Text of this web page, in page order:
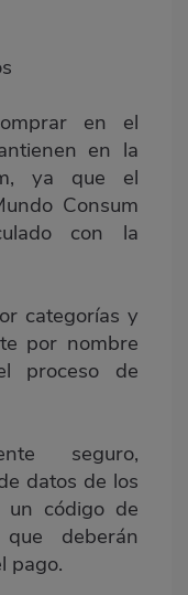
en el
en la
ya que el
Consum
con la
categorías y
por nombre
proceso de
seguro,
datos de los
un código de
deberán
pago.